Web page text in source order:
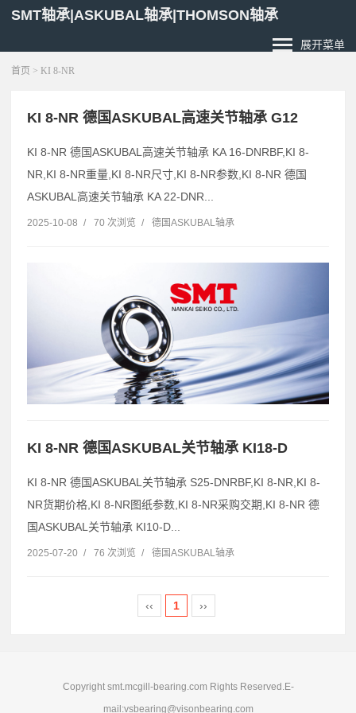
SMT轴承|ASKUBAL轴承|THOMSON轴承
展开菜单
首页 > KI 8-NR
KI 8-NR 德国ASKUBAL高速关节轴承 G12
KI 8-NR 德国ASKUBAL高速关节轴承 KA 16-DNRBF,KI 8-
NR,KI 8-NR重量,KI 8-NR尺寸,KI 8-NR参数,KI 8-NR 德国
ASKUBAL高速关节轴承 KA 22-DNR...
2025-10-08 / 70 次浏览 / 德国ASKUBAL轴承
KI 8-NR 德国ASKUBAL关节轴承 KI18-D
KI 8-NR 德国ASKUBAL关节轴承 S25-DNRBF,KI 8-NR,KI 8-
NR货期价格,KI 8-NR图纸参数,KI 8-NR采购交期,KI 8-NR 德
国ASKUBAL关节轴承 KI10-D...
2025-07-20 / 76 次浏览 / 德国ASKUBAL轴承
‹‹ 1 ››
Copyright smt.mcgill-bearing.com Rights Reserved.E-
mail:vsbearing@visonbearing.com